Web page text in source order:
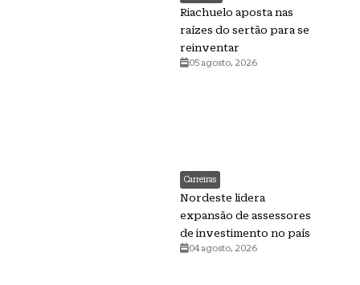
Riachuelo aposta nas
raízes do sertão para se
reinventar
05 agosto, 2026
Carreiras
Nordeste lidera
expansão de assessores
de investimento no país
04 agosto, 2026